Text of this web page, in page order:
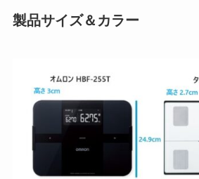
製品サイズ＆カラー